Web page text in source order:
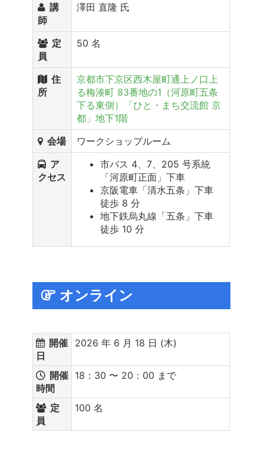
講
師
澤田 直隆 氏
定
員
50 名
住
所
京都市下京区西木屋町通上ノ口上
る梅湊町 83番地の1（河原町五条
下る東側）「ひと・まち交流館 京
都」地下1階
会場
ワークショップルーム
ア
クセス
市バス 4、7、205 号系統
「河原町正面」下車
京阪電車「清水五条」下車
徒歩 8 分
地下鉄烏丸線「五条」下車
徒歩 10 分
オンライン
開催
日
2026 年 6 月 18 日 (木)
開催
時間
18：30 〜 20：00 まで
定
員
100 名